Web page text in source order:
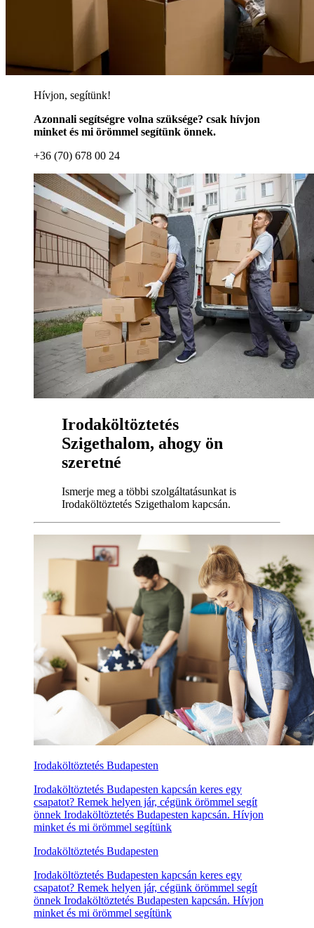
Hívjon, segítünk!
Azonnali segítségre volna szüksége? csak hívjon
minket és mi örömmel segítünk önnek.
+36 (70) 678 00 24
Irodaköltöztetés
Szigethalom, ahogy ön
szeretné
Ismerje meg a többi szolgáltatásunkat is
Irodaköltöztetés Szigethalom kapcsán.
Irodaköltöztetés Budapesten
Irodaköltöztetés Budapesten kapcsán keres egy
csapatot? Remek helyen jár, cégünk örömmel segít
önnek Irodaköltöztetés Budapesten kapcsán. Hívjon
minket és mi örömmel segítünk
Irodaköltöztetés Budapesten
Irodaköltöztetés Budapesten kapcsán keres egy
csapatot? Remek helyen jár, cégünk örömmel segít
önnek Irodaköltöztetés Budapesten kapcsán. Hívjon
minket és mi örömmel segítünk